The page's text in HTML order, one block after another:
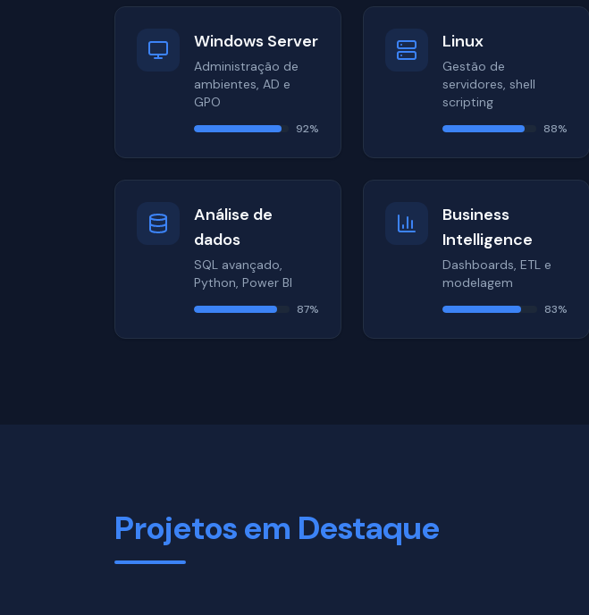
Windows Server
Administração de
ambientes, AD e
GPO
92%
Linux
Gestão de
servidores, shell
scripting
88%
Análise de
dados
SQL avançado,
Python, Power BI
87%
Business
Intelligence
Dashboards, ETL e
modelagem
83%
Projetos em Destaque